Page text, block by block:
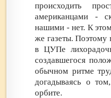
происходить
американцами -
нашими - нет. К
же газеты. Поэтому
в ЦУПе
создавшегося
обычном ритме
догадываясь о
орбите.